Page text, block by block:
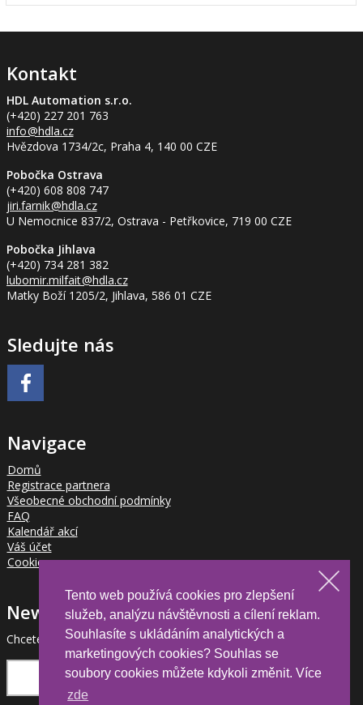
Tento web používá cookies pro zlepšení
služeb, analýzu návštěvnosti a cílení reklam.
Souhlasíte s ukládáním analytických a
marketingových cookies? Souhlas se
soubory cookies můžete kdykoli změnit. Více
zde
Kontakt
HDL Automation s.r.o.
(+420) 227 201 763
info@hdla.cz
Hvězdova 1734/2c, Praha 4, 140 00 CZE
Pobočka Ostrava
(+420) 608 808 747
jiri.farnik@hdla.cz
U Nemocnice 837/2, Ostrava - Petřkovice, 719 00 CZE
Pobočka Jihlava
(+420) 734 281 382
lubomir.milfait@hdla.cz
Matky Boží 1205/2, Jihlava, 586 01 CZE
Sledujte nás
Navigace
Domů
Registrace partnera
Všeobecné obchodní podmínky
FAQ
Kalendář akcí
Váš účet
Cookies
Newsletter
Chcete být informováni o novinkách pro partnery?